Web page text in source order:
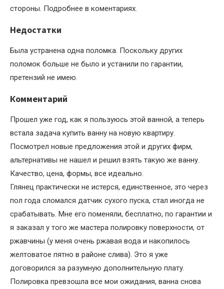
стороны. Подробнее в коментариях.
Недостатки
Была устранена одна поломка. Поскольку других
поломок больше не было и устанили по гарантии,
претензий не имею.
Комментарий
Прошел уже год, как я пользуюсь этой ванной, а теперь
встала задача купить ванну на новую квартиру.
Посмотрел новые предложения этой и других фирм,
альтернативы не нашел и решил взять такую же ванну.
Качество, цена, формы, все идеально.
Глянец практически не истерся, единственное, это через
пол года сломался датчик сухого пуска, стал иногда не
срабатывать. Мне его поменяли, бесплатно, по гарантии и
я заказал у того же мастера полировку поверхности, от
ржавчины (у меня очень ржавая вода и накопилось
желтоватое пятно в районе слива). Это я уже
договорился за разумную дополнительную плату.
Полировка превзошла все мои ожидания, ванна снова